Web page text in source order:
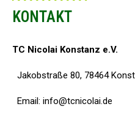
KONTAKT
TC Nicolai Konstanz e.V.
Jakobstraße 80, 78464
Email: info@tcnicolai.de